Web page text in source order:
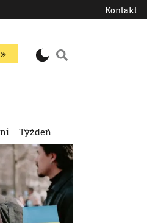
Kontakt
Týždeň